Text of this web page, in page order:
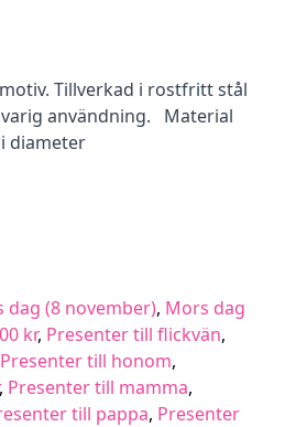
Tillverkad i rostfritt stål
användning. Material
diameter
dag (8 november), Mors dag
kr, Presenter till flickvän,
Presenter till honom,
, Presenter till mamma,
till pappa, Presenter